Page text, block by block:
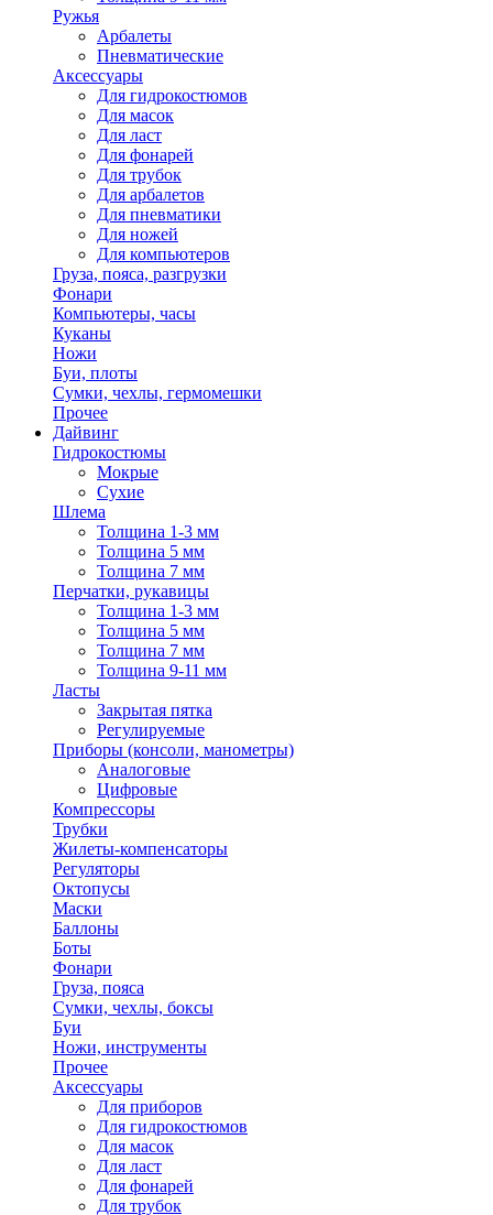
Ружья
Арбалеты
Пневматические
Аксессуары
Для гидрокостюмов
Для масок
Для ласт
Для фонарей
Для трубок
Для арбалетов
Для пневматики
Для ножей
Для компьютеров
Груза, пояса, разгрузки
Фонари
Компьютеры, часы
Куканы
Ножи
Буи, плоты
Сумки, чехлы, гермомешки
Прочее
Дайвинг
Гидрокостюмы
Мокрые
Сухие
Шлема
Толщина 1-3 мм
Толщина 5 мм
Толщина 7 мм
Перчатки, рукавицы
Толщина 1-3 мм
Толщина 5 мм
Толщина 7 мм
Толщина 9-11 мм
Ласты
Закрытая пятка
Регулируемые
Приборы (консоли, манометры)
Аналоговые
Цифровые
Компрессоры
Трубки
Жилеты-компенсаторы
Регуляторы
Октопусы
Маски
Баллоны
Боты
Фонари
Груза, пояса
Сумки, чехлы, боксы
Буи
Ножи, инструменты
Прочее
Аксессуары
Для приборов
Для гидрокостюмов
Для масок
Для ласт
Для фонарей
Для трубок